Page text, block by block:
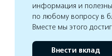
информация и
по любому вопросу в
Вместе мы этого
Внести вклад